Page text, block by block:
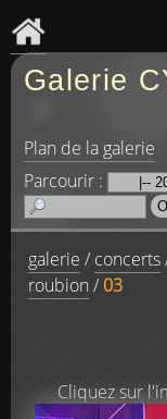
Galerie
Plan de la galerie
Parcourir :
galerie / concerts
roubion / 03
Cliquez sur